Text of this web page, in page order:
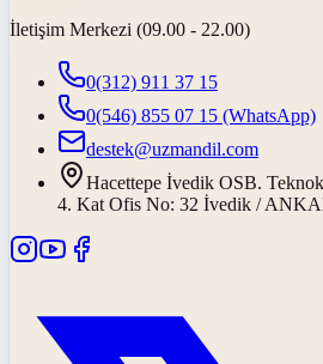
İletişim Merkezi (09.00 - 22.00)
0(312) 911 37 15
0(546) 855 07 15 (WhatsApp)
destek@uzmandil.com
Hacettepe İvedik OSB.
4. Kat Ofis No: 32 İvedik /